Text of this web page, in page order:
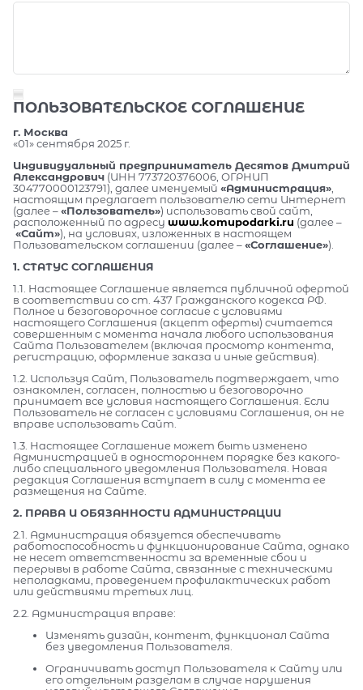
ПОЛЬЗОВАТЕЛЬСКОЕ СОГЛАШЕНИЕ
г. Москва
«01» сентября 2025 г.
Индивидуальный предприниматель Десятов Дмитрий
Александрович (ИНН 773720376006, ОГРНИП
304770000123791), далее именуемый «Администрация»,
настоящим предлагает пользователю сети Интернет
(далее –«Пользователь») использовать свой сайт,
расположенный по адресу www.komupodarki.ru (далее –
«Сайт»), на условиях, изложенных в настоящем
Пользовательском соглашении (далее –«Соглашение»).
1. СТАТУС СОГЛАШЕНИЯ
1.1. Настоящее Соглашение является публичной офертой
в соответствии со ст. 437 Гражданского кодекса РФ.
Полное и безоговорочное согласие с условиями
настоящего Соглашения (акцепт оферты) считается
совершенным с момента начала любого использования
Сайта Пользователем (включая просмотр контента,
регистрацию, оформление заказа и иные действия).
1.2. Используя Сайт, Пользователь подтверждает, что
ознакомлен, согласен, полностью и безоговорочно
принимает все условия настоящего Соглашения. Если
Пользователь не согласен с условиями Соглашения, он не
вправе использовать Сайт.
1.3. Настоящее Соглашение может быть изменено
Администрацией в одностороннем порядке без какого-
либо специального уведомления Пользователя. Новая
редакция Соглашения вступает в силу с момента ее
размещения на Сайте.
2. ПРАВА И ОБЯЗАННОСТИ АДМИНИСТРАЦИИ
2.1. Администрация обязуется обеспечивать
работоспособность и функционирование Сайта, однако
не несет ответственности за временные сбои и
перерывы в работе Сайта, связанные с техническими
неполадками, проведением профилактических работ
или действиями третьих лиц.
2.2. Администрация вправе:
Изменять дизайн, контент, функционал Сайта
без уведомления Пользователя.
Ограничивать доступ Пользователя к Сайту или
его отдельным разделам в случае нарушения